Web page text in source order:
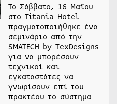
Το Σάββατο, 16 Μαΐου
στο Titania Hotel
πραγματοποιήθηκε ένα
σεμινάριο από την
SMATECH by TexDesigns
για να μπορέσουν
τεχνικοί και
εγκαταστάτες να
γνωρίσουν επί του
πρακτέου το σύστημα